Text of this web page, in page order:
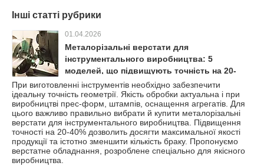
Інші статті рубрики
01.04.2026
Металорізальні верстати для
інструментального виробництва: 5
моделей, що підвищують точність на 20-
40%
При виготовленні інструментів необхідно забезпечити
ідеальну точність геометрії. Якість обробки актуальна і при
виробництві прес-форм, штампів, оснащення агрегатів. Для
цього важливо правильно вибрати й купити металорізальні
верстати для інструментального виробництва. Підвищення
точності на 20-40% дозволить досягти максимальної якості
продукції та істотно зменшити кількість браку. Пропонуємо
верстатне обладнання, розроблене спеціально для якісного
виробництва.